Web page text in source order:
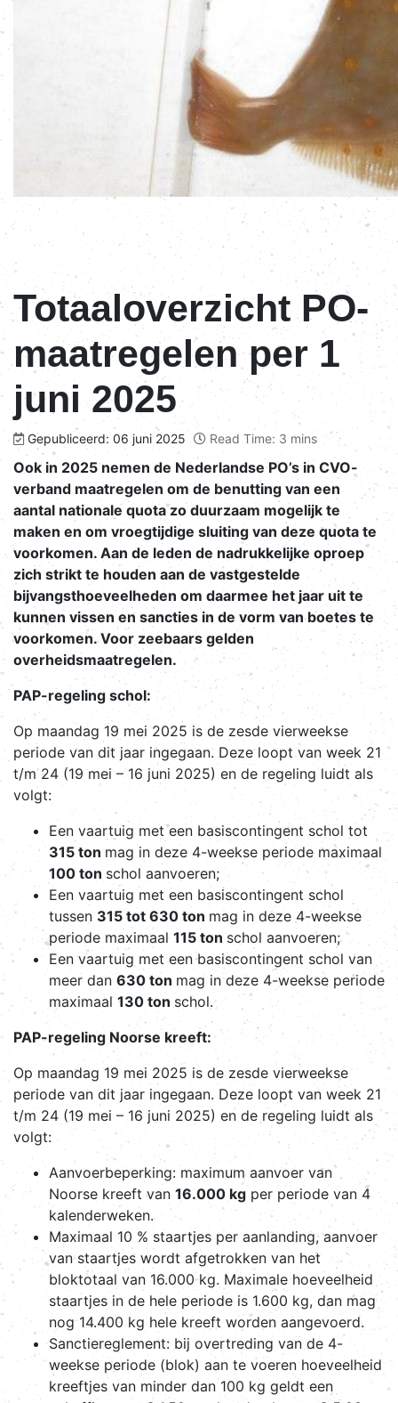
Totaaloverzicht PO-
maatregelen per 1
juni 2025
Gepubliceerd: 06 juni 2025 Read Time: 3 mins
Ook in 2025 nemen de Nederlandse PO’s in CVO-
verband maatregelen om de benutting van een
aantal nationale quota zo duurzaam mogelijk te
maken en om vroegtijdige sluiting van deze quota te
voorkomen. Aan de leden de nadrukkelijke oproep
zich strikt te houden aan de vastgestelde
bijvangsthoeveelheden om daarmee het jaar uit te
kunnen vissen en sancties in de vorm van boetes te
voorkomen. Voor zeebaars gelden
overheidsmaatregelen.
PAP-regeling schol:
Op maandag 19 mei 2025 is de zesde vierweekse
periode van dit jaar ingegaan. Deze loopt van week 21
t/m 24 (19 mei – 16 juni 2025) en de regeling luidt als
volgt:
Een vaartuig met een basiscontingent schol tot
315 ton mag in deze 4-weekse periode maximaal
100 ton schol aanvoeren;
Een vaartuig met een basiscontingent schol
tussen 315 tot 630 ton mag in deze 4-weekse
periode maximaal 115 ton schol aanvoeren;
Een vaartuig met een basiscontingent schol van
meer dan 630 ton mag in deze 4-weekse periode
maximaal 130 ton schol.
PAP-regeling Noorse kreeft:
Op maandag 19 mei 2025 is de zesde vierweekse
periode van dit jaar ingegaan. Deze loopt van week 21
t/m 24 (19 mei – 16 juni 2025) en de regeling luidt als
volgt:
Aanvoerbeperking: maximum aanvoer van
Noorse kreeft van 16.000 kg per periode van 4
kalenderweken.
Maximaal 10 % staartjes per aanlanding, aanvoer
van staartjes wordt afgetrokken van het
bloktotaal van 16.000 kg. Maximale hoeveelheid
staartjes in de hele periode is 1.600 kg, dan mag
nog 14.400 kg hele kreeft worden aangevoerd.
Sanctiereglement: bij overtreding van de 4-
weekse periode (blok) aan te voeren hoeveelheid
kreeftjes van minder dan 100 kg geldt een